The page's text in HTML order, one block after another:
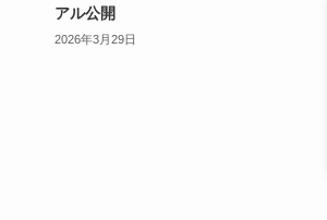
アル公開
2026年3月29日